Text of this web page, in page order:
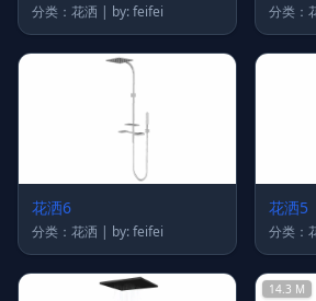
分类：花洒 | by: feifei
花洒6
分类：花洒 | by: feifei
花洒5
14.3 M